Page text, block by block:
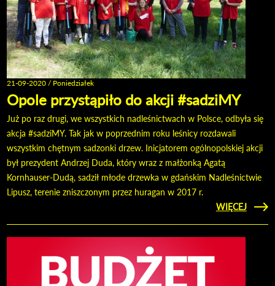
21-09-2020 / Poniedziałek
Opole przystąpiło do akcji #sadziMY
Już po raz drugi, we wszystkich nadleśnictwach w Polsce, odbyła się
akcja #sadziMY. Tak jak w poprzednim roku leśnicy rozdawali
wszystkim chętnym sadzonki drzew. Inicjatorem ogólnopolskiej akcji
był prezydent Andrzej Duda, który wraz z małżonką Agatą
Kornhauser-Dudą, sadził młode drzewka w gdańskim Nadleśnictwie
Lipusz, terenie zniszczonym przez huragan w 2017 r.
CZYTAJ
WIĘCEJ
O